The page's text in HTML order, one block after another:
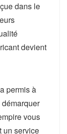
dans le
devient
permis à
démarquer
vous
un service